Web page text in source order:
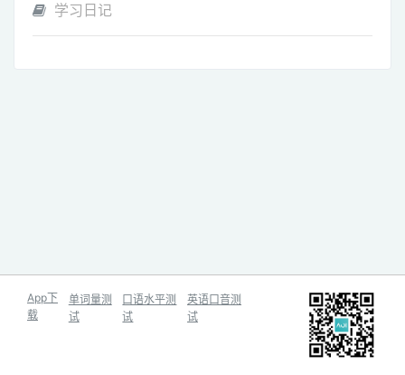
学习日记
App下
载
单词量测
试
口语水平测
试
英语口音测
试